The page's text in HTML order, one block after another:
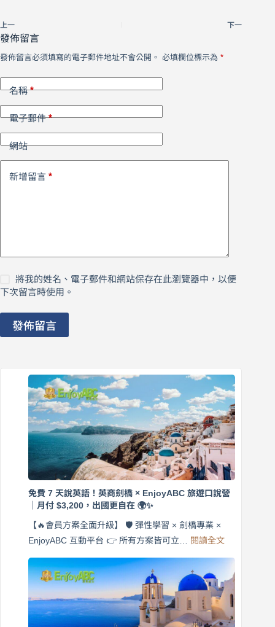
上一 下一
發佈留言
發佈留言必須填寫的電子郵件地址不會公開。 必填欄位標示為 *
名稱*
電子郵件*
網站
新增留言 *
將我的姓名、電子郵件和網站保存在此瀏覽器中，以便
下次留言時使用。
發佈留言
免費 7 天說英語！英商劍橋 × EnjoyABC 旅遊口說營
｜月付 $3,200，出國更自在 🌍✨
【🔥會員方案全面升級】 🛡️ 彈性學習 × 劍橋專業 ×
EnjoyABC 互動平台 👉 所有方案皆可立… 閱讀全文:
天
說
英
語！